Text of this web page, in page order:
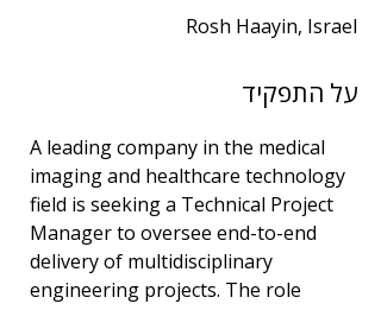
Rosh Haayin, Israel
5
תחום
ניהול פרויקטים
על התפקיד
A leading company in the medical
imaging and healthcare technology
field is seeking a Technical Project
Manager to oversee end-to-end
delivery of multidisciplinary
engineering projects. The role